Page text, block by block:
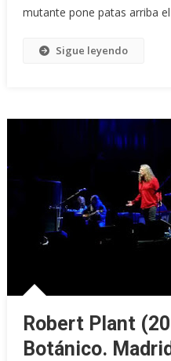
mutante pone patas arriba
Sigue leyendo
Robert Plant
Botánico. Madrid